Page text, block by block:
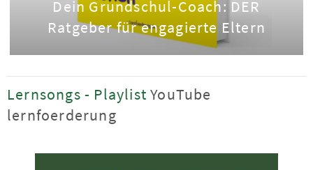
Dein Grundschul-Coach: DER
Ratgeber für engagierte Eltern
Lernsongs - PlaylistYouTube
lernfoerderung